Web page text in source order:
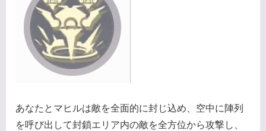
あなたとマヒルは敵を全面的に封じ込め、空中に陣列
を呼び出して封鎖エリア内の敵を全方位から攻撃し、